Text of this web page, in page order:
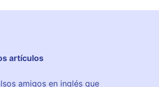
artículos
amigos en inglés que